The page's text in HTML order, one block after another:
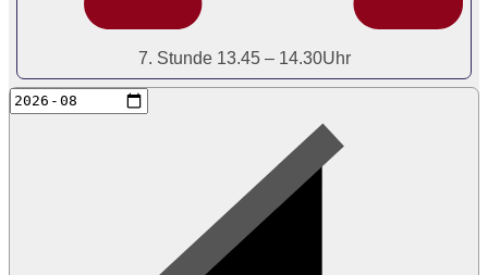
7. Stunde 13.45 – 14.30Uhr